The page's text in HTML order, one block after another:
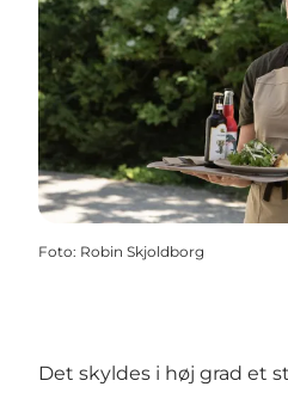
Foto: Robin Skjoldborg
Det skyldes i høj grad et